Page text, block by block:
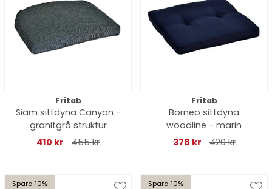
Fritab
Siam sittdyna Canyon -
granitgrå struktur
410 kr
455 kr
Fritab
Borneo sittdyna
woodline - marin
378 kr
420 kr
Spara 10% Spara 10%